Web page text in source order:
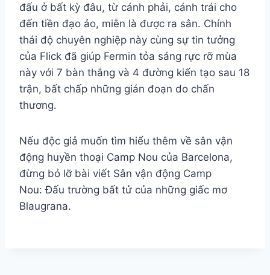
đấu ở bất kỳ đâu, từ cánh phải, cánh trái cho
đến tiền đạo ảo, miễn là được ra sân. Chính
thái độ chuyên nghiệp này cùng sự tin tưởng
của Flick đã giúp Fermin tỏa sáng rực rỡ mùa
này với 7 bàn thắng và 4 đường kiến tạo sau 18
trận, bất chấp những gián đoạn do chấn
thương.
Nếu độc giả muốn tìm hiểu thêm về sân vận
động huyền thoại Camp Nou của Barcelona,
đừng bỏ lỡ bài viết Sân vận động Camp
Nou: Đấu trường bất tử của những giấc mơ
Blaugrana.